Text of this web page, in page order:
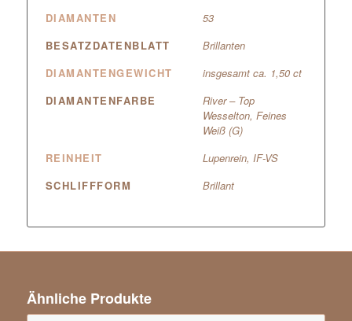
DIAMANTEN
53
BESATZDATENBLATT
Brillanten
DIAMANTENGEWICHT
insgesamt ca. 1,50 ct
DIAMANTENFARBE
River – Top
Wesselton, Feines
Weiß (G)
REINHEIT
Lupenrein, IF-VS
SCHLIFFFORM
Brillant
Ähnliche Produkte